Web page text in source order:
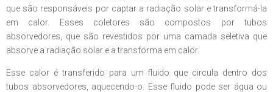
que são responsáveis por captar a radiação solar e transformá-la
em calor. Esses coletores são compostos por tubos
absorvedores, que são revestidos por uma camada seletiva que
absorve a radiação solar e a transforma em calor.
Esse calor é transferido para um fluido que circula dentro dos
tubos absorvedores, aquecendo-o. Esse fluido pode ser água ou